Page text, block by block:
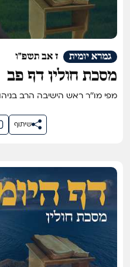
ז אב תשפ"ו גמרא יומית
מסכת חולין דף פב
מפי מו''ר ראש הישיבה הרב בניהו שמואלי שליט''א
שיתוף